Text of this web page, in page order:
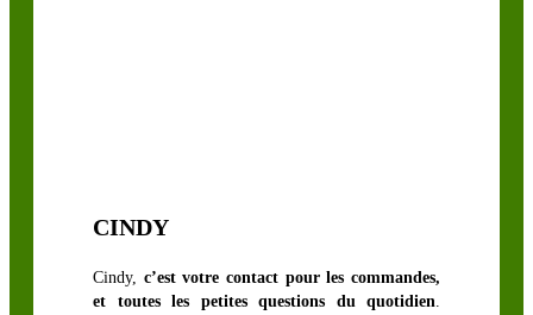
CINDY
Cindy, c’est votre contact pour les commandes,
et toutes les petites questions du quotidien.